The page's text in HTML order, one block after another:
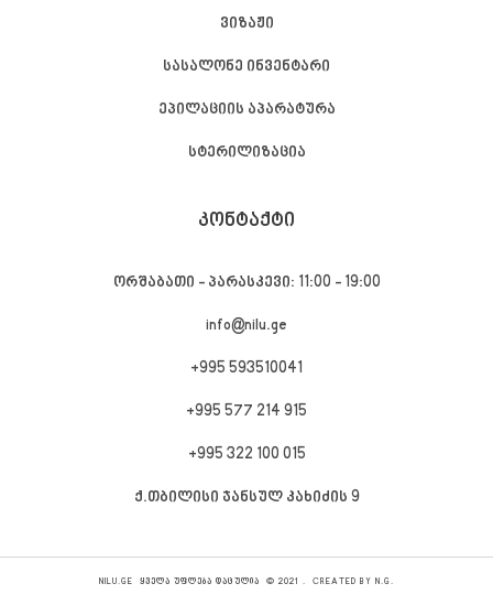
ვიზაჟი
სასალონე ინვენტარი
ეპილაციის აპარატურა
სტერილიზაცია
ᲙᲝᲜᲢᲐᲥᲢᲘ
ორშაბათი - პარასკევი: 11:00 - 19:00
info@nilu.ge
+995 593510041
+995 577 214 915
+995 322 100 015
ქ.თბილისი ჯანსულ კახიძის 9
NILU.GE ᲧᲕᲔᲚᲐ ᲣᲤᲚᲔᲑᲐ ᲓᲐᲪᲣᲚᲘᲐ © 2021 . СREATED BY N.G.